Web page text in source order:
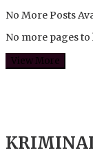
No More Posts
No more pages to
View More